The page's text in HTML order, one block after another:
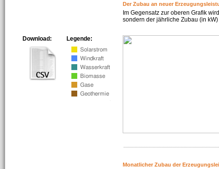
Der Zubau an neuer
Im Gegensatz zur oberen Grafik
sondern der jährliche Zubau (in
Legende:
Download:
Monatlicher Zubau der